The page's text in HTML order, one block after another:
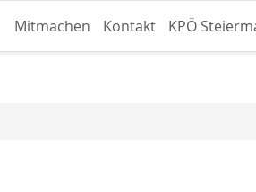
Mitmachen Kontakt KPÖ